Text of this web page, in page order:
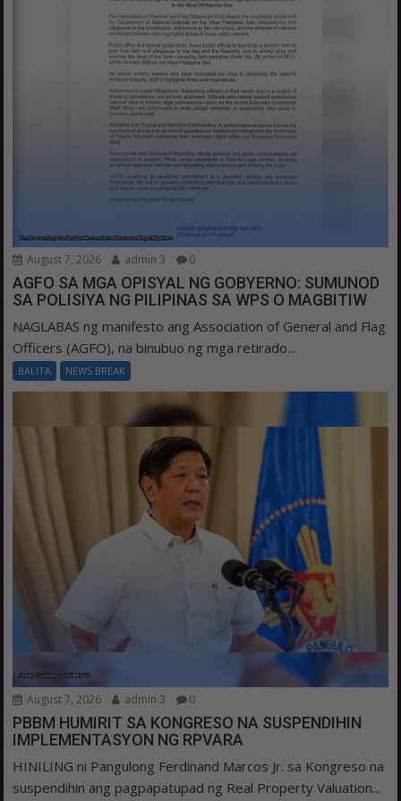
August 7, 2026 admin 3 0
AGFO SA MGA OPISYAL NG GOBYERNO: SUMUNOD
SA POLISIYA NG PILIPINAS SA WPS O MAGBITIW
NAGLABAS ng manifesto ang Association of General and Flag
Officers (AGFO), na binubuo ng mga retirado...
BALITA NEWS BREAK
August 7, 2026 admin 3 0
PBBM HUMIRIT SA KONGRESO NA SUSPENDIHIN
IMPLEMENTASYON NG RPVARA
HINILING ni Pangulong Ferdinand Marcos Jr. sa Kongreso na
suspendihin ang pagpapatupad ng Real Property Valuation...